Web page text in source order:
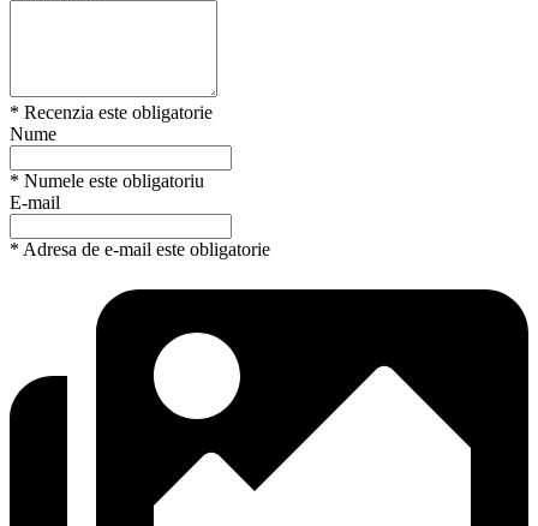
* Recenzia este obligatorie
Nume
* Numele este obligatoriu
E-mail
* Adresa de e-mail este obligatorie